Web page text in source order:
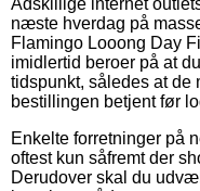
næste hverdag på
Flamingo Looong Day
imidlertid beroer på at
tidspunkt, således at de
bestillingen betjent før
Enkelte forretninger på
oftest kun såfremt der
Derudover skal du